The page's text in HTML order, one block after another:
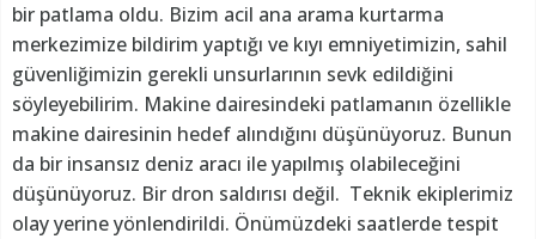
bir patlama oldu. Bizim acil ana arama kurtarma
merkezimize bildirim yaptığı ve kıyı emniyetimizin, sahil
güvenliğimizin gerekli unsurlarının sevk edildiğini
söyleyebilirim. Makine dairesindeki patlamanın özellikle
makine dairesinin hedef alındığını düşünüyoruz. Bunun
da bir insansız deniz aracı ile yapılmış olabileceğini
düşünüyoruz. Bir dron saldırısı değil. Teknik ekiplerimiz
olay yerine yönlendirildi. Önümüzdeki saatlerde tespit